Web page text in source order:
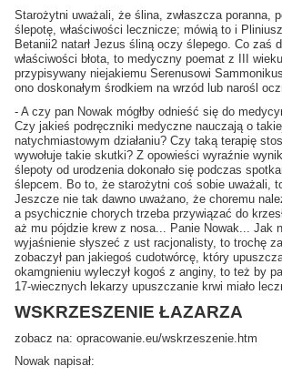
Starożytni uważali, że ślina, zwłaszcza poranna,
ślepotę, właściwości lecznicze; mówią to i
Betanii2 natarł Jezus śliną oczy ślepego. Co zaś
właściwości błota, to medyczny poemat z III
przypisywany niejakiemu Serenusowi
ono doskonałym środkiem na wrzód lub narośl
- A czy pan Nowak mógłby odnieść się do
Czy jakieś podręczniki medyczne nauczają o
natychmiastowym działaniu? Czy taką terapię
wywołuje takie skutki? Z opowieści wyraźnie
ślepoty od urodzenia dokonało się podczas
ślepcem. Bo to, że starożytni coś sobie uważali,
Jeszcze nie tak dawno uważano, że choremu
a psychicznie chorych trzeba przywiązać do
aż mu pójdzie krew z nosa... Panie Nowak... Jak
wyjaśnienie słyszeć z ust racjonalisty, to trochę
zobaczył pan jakiegoś cudotwórcę, który
okamgnieniu wyleczył kogoś z anginy, to też by
17-wiecznych lekarzy upuszczanie krwi miało
WSKRZESZENIE ŁAZARZA
zobacz na: opracowanie.eu/wskrzeszenie.htm
Nowak napisał: